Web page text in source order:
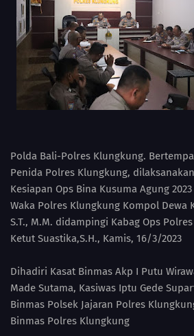
Polda Bali-Polres Klungkung.
Penida Polres Klungkung,
Kesiapan Ops Bina Kusuma Agung
Waka Polres Klungkung Kompol Dewa
S.T., M.M. didampingi Kabag Ops
Ketut Suastika,S.H., Kamis, 16/3/2023
Dihadiri Kasat Binmas Akp I Putu
Made Sutama, Kasiwas Iptu Gede
Binmas Polsek Jajaran Polres
Binmas Polres Klungkung